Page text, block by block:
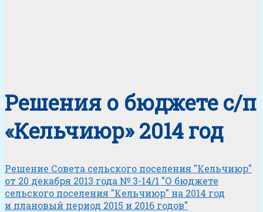
Решения о бюджете с/п
«Кельчиюр» 2014 год
Решение Совета сельского поселения "Кельчиюр"
от 20 декабря 2013 года № 3-14/1 "О бюджете
сельского поселения "Кельчиюр" на 2014 год
и плановый период 2015 и 2016 годов"